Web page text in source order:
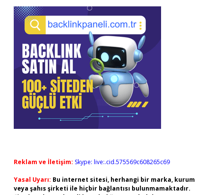
Reklam ve İletişim: Skype: live:.cid.575569c608265c69
Yasal Uyarı: Bu internet sitesi, herhangi bir marka, kurum
veya şahıs şirketi ile hiçbir bağlantısı bulunmamaktadır.